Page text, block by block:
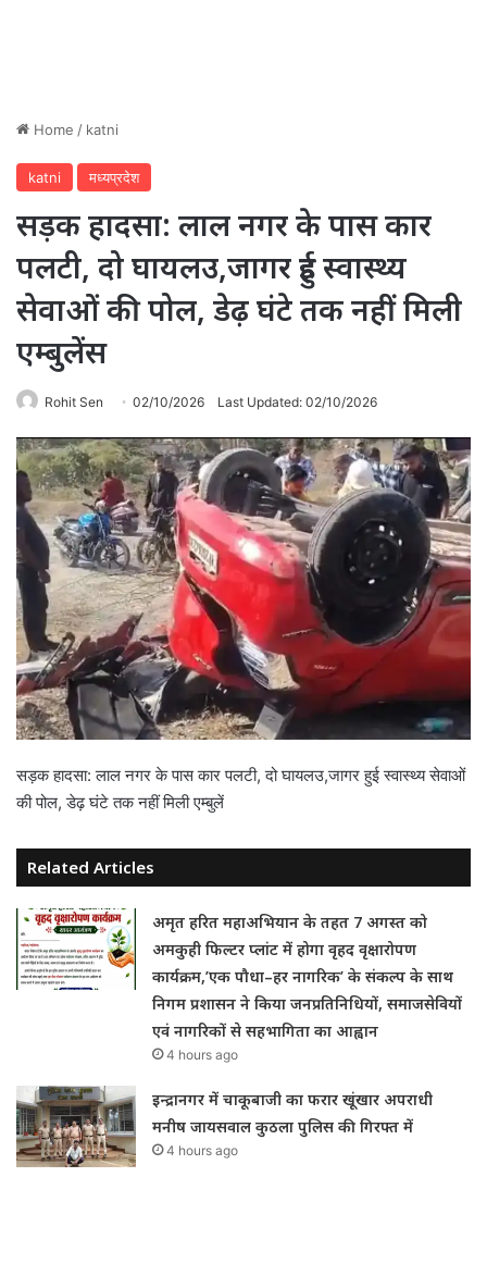
Home / katni
katni मध्यप्रदेश
सड़क हादसा: लाल नगर के पास कार
पलटी, दो घायलउ,जागर हुई स्वास्थ्य
सेवाओं की पोल, डेढ़ घंटे तक नहीं मिली
एम्बुलेंस
Rohit Sen 02/10/2026 Last Updated: 02/10/2026
सड़क हादसा: लाल नगर के पास कार पलटी, दो घायलउ,जागर हुई स्वास्थ्य सेवाओं
की पोल, डेढ़ घंटे तक नहीं मिली एम्बुलें
Related Articles
अमृत हरित महाअभियान के तहत 7 अगस्त को
अमकुही फिल्टर प्लांट में होगा वृहद वृक्षारोपण
कार्यक्रम,’एक पौधा–हर नागरिक’ के संकल्प के साथ
निगम प्रशासन ने किया जनप्रतिनिधियों, समाजसेवियों
एवं नागरिकों से सहभागिता का आह्वान
4 hours ago
इन्द्रानगर में चाकूबाजी का फरार खूंखार अपराधी
मनीष जायसवाल कुठला पुलिस की गिरफ्त में
4 hours ago